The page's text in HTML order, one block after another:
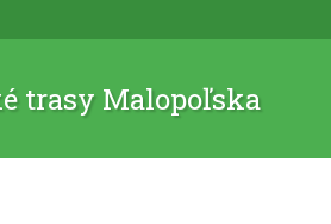
trasy Malopoľska